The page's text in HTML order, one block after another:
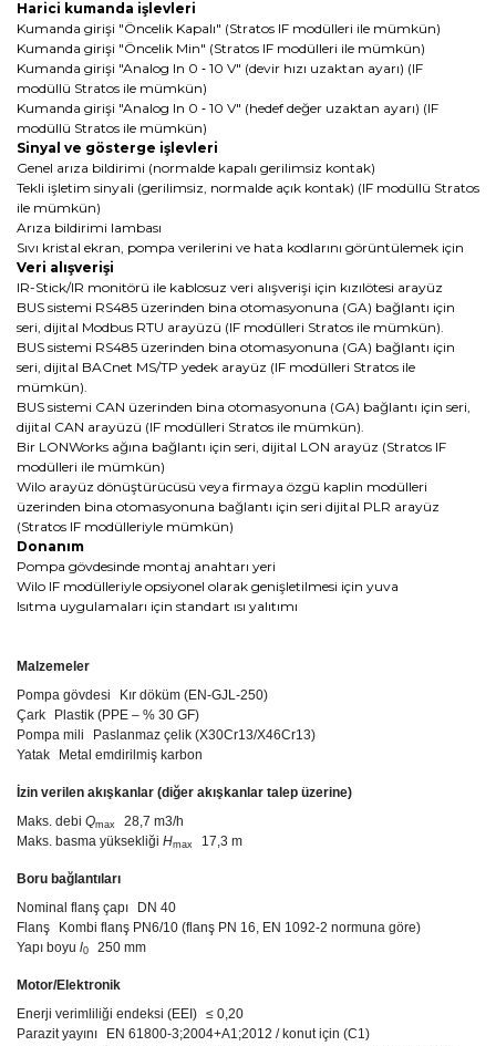
Harici kumanda işlevleri
Kumanda girişi "Öncelik Kapalı" (Stratos IF modülleri ile mümkün)
Kumanda girişi "Öncelik Min" (Stratos IF modülleri ile mümkün)
Kumanda girişi "Analog In 0 ‐ 10 V" (devir hızı uzaktan ayarı) (IF
modüllü Stratos ile mümkün)
Kumanda girişi "Analog In 0 ‐ 10 V" (hedef değer uzaktan ayarı) (IF
modüllü Stratos ile mümkün)
Sinyal ve gösterge işlevleri
Genel arıza bildirimi (normalde kapalı gerilimsiz kontak)
Tekli işletim sinyali (gerilimsiz, normalde açık kontak) (IF modüllü Stratos
ile mümkün)
Arıza bildirimi lambası
Sıvı kristal ekran, pompa verilerini ve hata kodlarını görüntülemek için
Veri alışverişi
IR-Stick/IR monitörü ile kablosuz veri alışverişi için kızılötesi arayüz
BUS sistemi RS485 üzerinden bina otomasyonuna (GA) bağlantı için
seri, dijital Modbus RTU arayüzü (IF modülleri Stratos ile mümkün).
BUS sistemi RS485 üzerinden bina otomasyonuna (GA) bağlantı için
seri, dijital BACnet MS/TP yedek arayüz (IF modülleri Stratos ile
mümkün).
BUS sistemi CAN üzerinden bina otomasyonuna (GA) bağlantı için seri,
dijital CAN arayüzü (IF modülleri Stratos ile mümkün).
Bir LONWorks ağına bağlantı için seri, dijital LON arayüz (Stratos IF
modülleri ile mümkün)
Wilo arayüz dönüştürücüsü veya firmaya özgü kaplin modülleri
üzerinden bina otomasyonuna bağlantı için seri dijital PLR arayüz
(Stratos IF modülleriyle mümkün)
Donanım
Pompa gövdesinde montaj anahtarı yeri
Wilo IF modülleriyle opsiyonel olarak genişletilmesi için yuva
Isıtma uygulamaları için standart ısı yalıtımı
Malzemeler
Pompa gövdesi
Kır döküm (EN-GJL-250)
Çark
Plastik (PPE – % 30 GF)
Pompa mili
Paslanmaz çelik (X30Cr13/X46Cr13)
Yatak
Metal emdirilmiş karbon
İzin verilen akışkanlar (diğer akışkanlar talep üzerine)
Maks. debi Qmax
28,7 m3/h
Maks. basma yüksekliği Hmax 17,3 m
Boru bağlantıları
Nominal flanş çapı
DN 40
Flanş
Kombi flanş PN6/10 (flanş PN 16, EN 1092-2 normuna göre)
Yapı boyu l0 250 mm
Motor/Elektronik
Enerji verimliliği endeksi (EEI) ≤ 0,20
Parazit yayını
EN 61800-3;2004+A1;2012 / konut için (C1)